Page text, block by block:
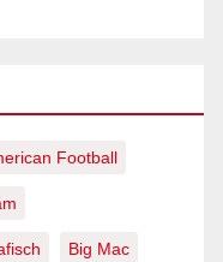
Football
Big Mac